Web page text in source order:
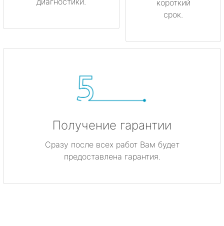
короткий
срок.
Получение гарантии
Сразу после всех работ Вам будет
предоставлена гарантия.